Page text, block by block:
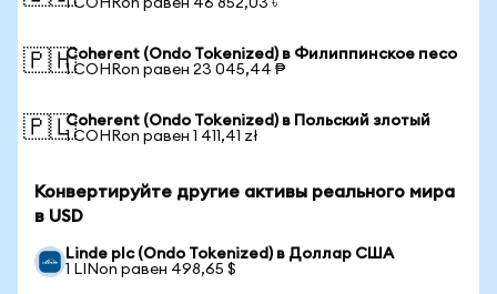
1 COHRon равен 46 852,03 ৳
🇵🇭Coherent (Ondo Tokenized) в Филиппинское песо
1 COHRon равен 23 045,44 ₱
🇵🇱Coherent (Ondo Tokenized) в Польский злотый
1 COHRon равен 1 411,41 zł
Конвертируйте другие активы реального мира
в USD
Linde plc (Ondo Tokenized) в Доллар США
1 LINon равен 498,65 $